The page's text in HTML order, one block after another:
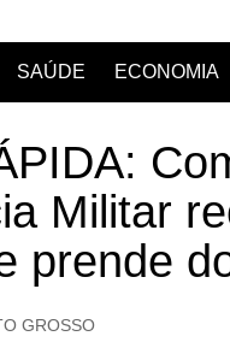
SAÚDE ECONOMIA
Militar
prende
GROSSO